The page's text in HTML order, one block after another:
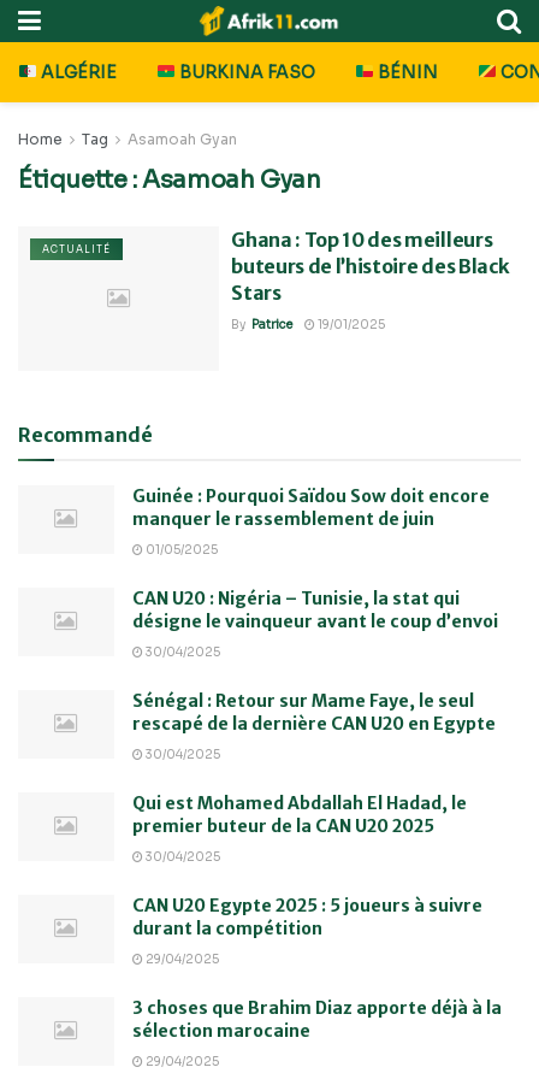
ALGÉRIE BURKINA FASO BÉNIN
Home Tag Asamoah Gyan
Étiquette :Asamoah Gyan
ACTUALITÉ
Ghana : Top 10 des meilleurs
buteurs de l’histoire des Black
Stars
By Patrice 19/01/2025
Recommandé
Guinée : Pourquoi Saïdou Sow doit encore
manquer le rassemblement de juin
01/05/2025
CAN U20 : Nigéria – Tunisie, la stat qui
désigne le vainqueur avant le coup d’envoi
30/04/2025
Sénégal : Retour sur Mame Faye, le seul
rescapé de la dernière CAN U20 en Egypte
30/04/2025
Qui est Mohamed Abdallah El Hadad, le
premier buteur de la CAN U20 2025
30/04/2025
CAN U20 Egypte 2025 : 5 joueurs à suivre
durant la compétition
29/04/2025
3 choses que Brahim Diaz apporte déjà à la
sélection marocaine
29/04/2025